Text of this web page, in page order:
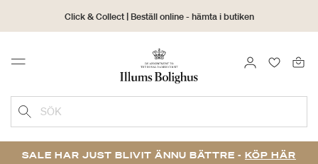
Click & Collect | Beställ online - hämta i butiken
30 dagars returrätt
Menu LOGGA IN
SÖK
SALE HAR JUST BLIVIT ÄNNU BÄTTRE - KÖP HÄR